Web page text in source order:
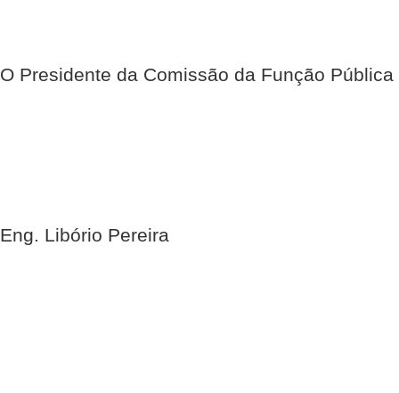
O Presidente da Comissão da Função Pública
Eng. Libório Pereira